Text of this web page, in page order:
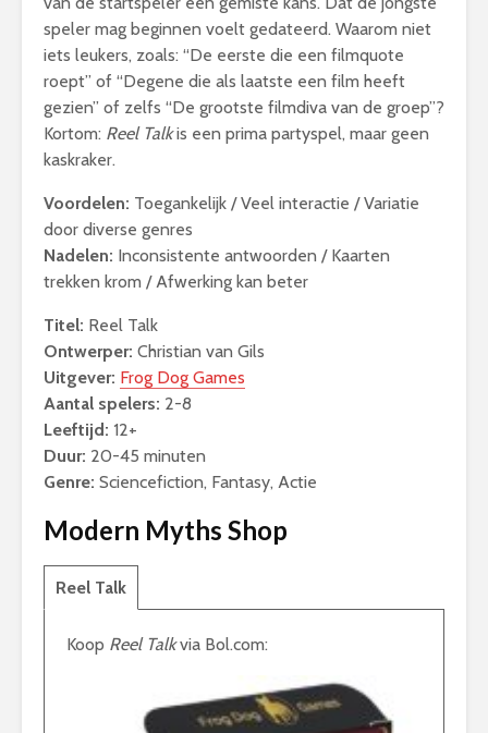
speler mag beginnen voelt gedateerd. Waarom niet
iets leukers, zoals: “De eerste die een filmquote
roept” of “Degene die als laatste een film heeft
gezien” of zelfs “De grootste filmdiva van de groep”?
Kortom: Reel Talkis een prima partyspel, maar geen
kaskraker.
Voordelen: Toegankelijk / Veel interactie / Variatie
door diverse genres
Nadelen: Inconsistente antwoorden / Kaarten
trekken krom / Afwerking kan beter
Titel: Reel Talk
Ontwerper: Christian van Gils
Uitgever: Frog Dog Games
Aantal spelers: 2-8
Leeftijd: 12+
Duur: 20-45 minuten
Genre: Sciencefiction, Fantasy, Actie
Modern Myths Shop
Reel Talk
Koop Reel Talkvia Bol.com: